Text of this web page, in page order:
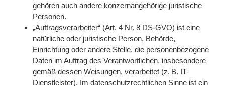
gehören auch andere konzernangehörige juristische
Personen.
„Auftragsverarbeiter“ (Art. 4 Nr. 8 DS-GVO) ist eine
natürliche oder juristische Person, Behörde,
Einrichtung oder andere Stelle, die personenbezogene
Daten im Auftrag des Verantwortlichen, insbesondere
gemäß dessen Weisungen, verarbeitet (z. B. IT-
Dienstleister). Im datenschutzrechtlichen Sinne ist ein